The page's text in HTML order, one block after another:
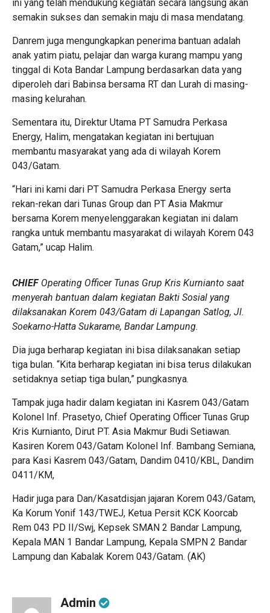
ini yang telah mendukung kegiatan secara langsung akan
semakin sukses dan semakin maju di masa mendatang.
Danrem juga mengungkapkan penerima bantuan adalah
anak yatim piatu, pelajar dan warga kurang mampu yang
tinggal di Kota Bandar Lampung berdasarkan data yang
diperoleh dari Babinsa bersama RT dan Lurah di masing-
masing kelurahan.
Sementara itu, Direktur Utama PT Samudra Perkasa
Energy, Halim, mengatakan kegiatan ini bertujuan
membantu masyarakat yang ada di wilayah Korem
043/Gatam.
“Hari ini kami dari PT Samudra Perkasa Energy serta
rekan-rekan dari Tunas Group dan PT Asia Makmur
bersama Korem menyelenggarakan kegiatan ini dalam
rangka untuk membantu masyarakat di wilayah Korem 043
Gatam,” ucap Halim.
CHIEFOperating Officer Tunas Grup Kris Kurnianto saat
menyerah bantuan dalam kegiatan Bakti Sosial yang
dilaksanakan Korem 043/Gatam di Lapangan Satlog, Jl.
Soekarno-Hatta Sukarame, Bandar Lampung.
Dia juga berharap kegiatan ini bisa dilaksanakan setiap
tiga bulan. “Kita berharap kegiatan ini bisa terus dilakukan
setidaknya setiap tiga bulan,” pungkasnya.
Tampak juga hadir dalam kegiatan ini Kasrem 043/Gatam
Kolonel Inf. Prasetyo, Chief Operating Officer Tunas Grup
Kris Kurnianto, Dirut PT. Asia Makmur Budi Setiawan.
Kasiren Korem 043/Gatam Kolonel Inf. Bambang Semiana,
para Kasi Kasrem 043/Gatam, Dandim 0410/KBL, Dandim
0411/KM,
Hadir juga para Dan/Kasatdisjan jajaran Korem 043/Gatam,
Ka Korum Yonif 143/TWEJ, Ketua Persit KCK Koorcab
Rem 043 PD II/Swj, Kepsek SMAN 2 Bandar Lampung,
Kepala MAN 1 Bandar Lampung, Kepala SMPN 2 Bandar
Lampung dan Kabalak Korem 043/Gatam. (AK)
Admin